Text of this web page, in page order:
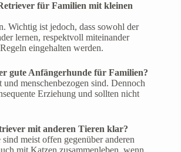
für Familien mit kleinen
Wichtig ist jedoch, dass sowohl der
lernen, respektvoll miteinander
eingehalten werden.
gute Anfängerhunde für Familien?
menschenbezogen sind. Dennoch
Erziehung und sollten nicht
mit anderen Tieren klar?
meist offen gegenüber anderen